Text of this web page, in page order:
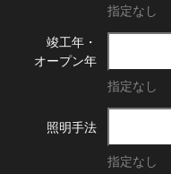
指定なし
竣工年・
オープン年
指定なし
照明手法
指定なし